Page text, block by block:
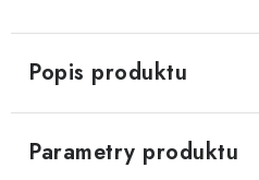
Popis produktu
Parametry produktu